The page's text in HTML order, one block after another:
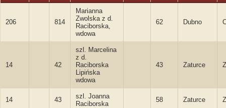
206 814
Marianna
Zwolska z d.
Raciborska,
wdowa
62 Dubno
14 42
szl. Marcelina
z d.
Raciborska
Lipińska
wdowa
43 Zaturce
14 43
szl. Joanna
Raciborska
58 Zaturce